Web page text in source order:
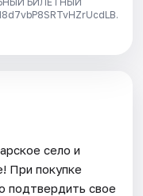
село и
При покупке
подтвердить свое